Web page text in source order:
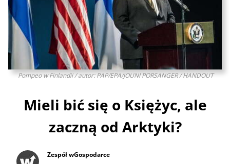
Pompeo w Finlandii / autor: PAP/EPA/JOUNI PORSANGER / HANDOUT
Mieli bić się o Księżyc, ale
zaczną od Arktyki?
Zespół wGospodarce